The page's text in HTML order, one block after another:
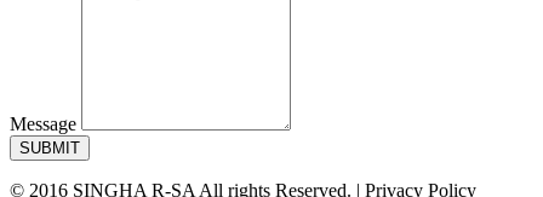
Message
SUBMIT
© 2016 SINGHA R-SA All rights Reserved. | Privacy Policy